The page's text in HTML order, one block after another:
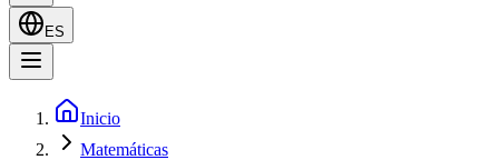
ES
Inicio
Matemáticas